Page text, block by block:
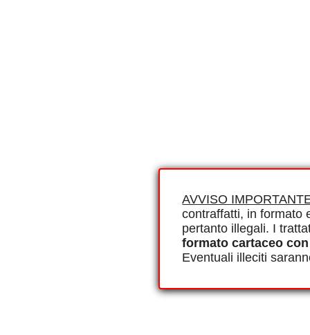
AVVISO
contraffatti, in formato
pertanto illegali. I
formato cartaceo
Eventuali illeciti